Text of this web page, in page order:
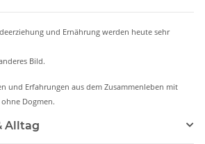
und Ernährung werden heute sehr
Bild.
und Erfahrungen aus dem Zusammenleben mit
Dogmen.
Alltag